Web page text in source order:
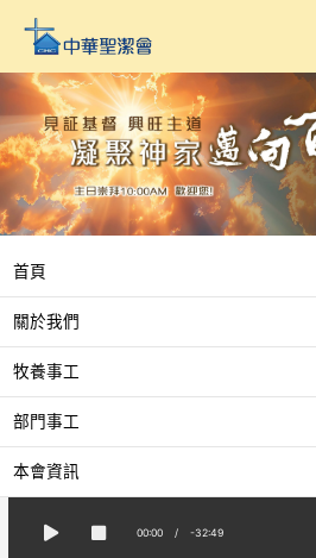
主
內
容
首頁
關於我們
牧養事工
部門事工
本會資訊
00:00 / -32:49